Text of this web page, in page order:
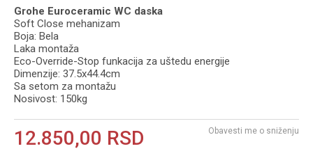
Grohe Euroceramic WC daska
Soft Close mehanizam
Boja: Bela
Laka montaža
Eco-Override-Stop funkacija za uštedu energije
Dimenzije: 37.5x44.4cm
Sa setom za montažu
Nosivost: 150kg
12.850,00 RSD Obavesti me o sniženju